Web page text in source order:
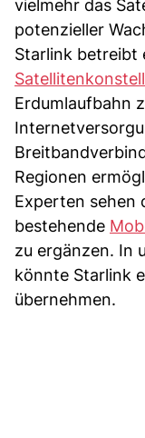
vielmehr das
potenzieller
Starlink betreibt
Erdumlaufbahn
Regionen
Experten sehen
bestehende
zu ergänzen. In
könnte Starlink
übernehmen.